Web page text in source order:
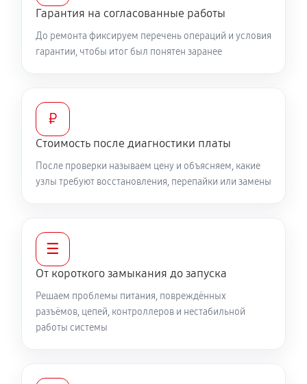
Гарантия на согласованные работы
До ремонта фиксируем перечень операций и условия
гарантии, чтобы итог был понятен заранее
₽
Стоимость после диагностики платы
После проверки называем цену и объясняем, какие
узлы требуют восстановления, перепайки или замены
☰
От короткого замыкания до запуска
Решаем проблемы питания, повреждённых
разъёмов, цепей, контроллеров и нестабильной
работы системы